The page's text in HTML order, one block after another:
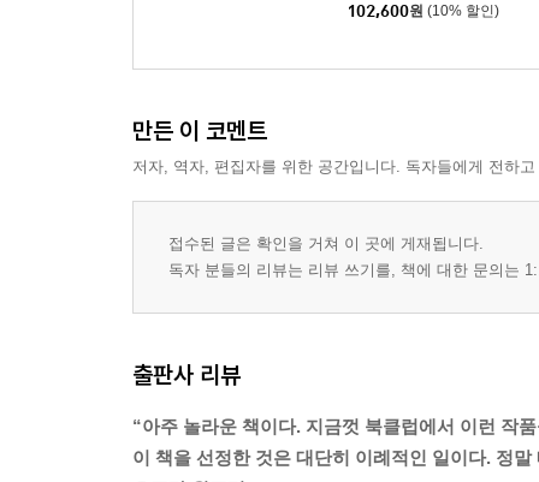
102,600원 (10% 할인)
만든 이 코멘트
저자, 역자, 편집자를 위한 공간입니다. 독자들에게 전하
접수된 글은 확인을 거쳐 이 곳에 게재됩니다.
독자 분들의 리뷰는 리뷰 쓰기를, 책에 대한 문의는
출판사 리뷰
“아주 놀라운 책이다. 지금껏 북클럽에서 이런 작
이 책을 선정한 것은 대단히 이례적인 일이다. 정말